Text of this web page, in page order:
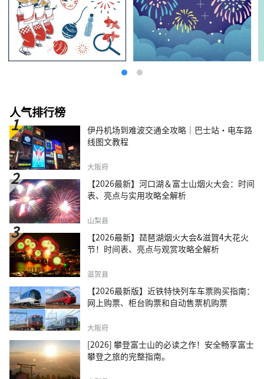
人气排行榜
伊丹机场到难波交通全攻略｜巴士站・电车路
线图文教程
大阪府
【2026最新】河口湖＆富士山烟火大会：时间
表、亮点与实用攻略全解析
山梨县
【2026最新】琵琶湖烟火大会&滋賀4大花火
节！时间表、亮点与观赏攻略全解析
滋贺县
【2026最新版】近铁特快列车车票购买指南：
网上购票、柜台购票和自动售票机购票
大阪府
[2026] 攀登富士山的必读之作！安全畅享富士
攀登之旅的完整指南。